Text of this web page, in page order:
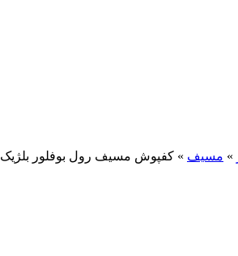
» مسیف » کفپوش مسیف رول بوفلور بلژیک 999